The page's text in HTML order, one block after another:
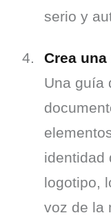
serio y
Crea
Una guía
identidad
logotipo,
voz de la